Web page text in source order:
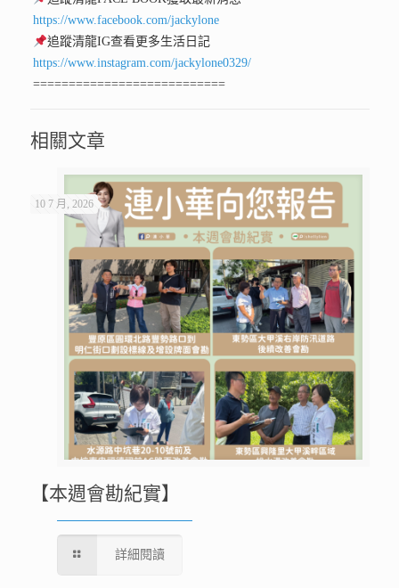
https://www.facebook.com/jackylone
追蹤清龍IG查看更多生活日記
https://www.instagram.com/jackylone0329/
===========================
相關文章
10 7 月, 2026
【本週會勘紀實】
詳細閱讀